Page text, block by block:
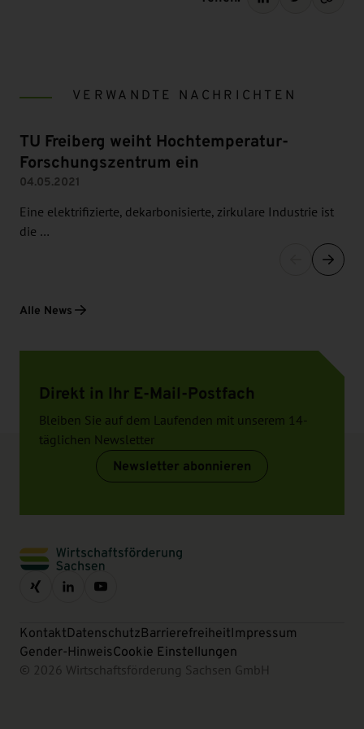
VERWANDTE NACHRICHTEN
TU Freiberg weiht Hochtemperatur-
Forschungszentrum ein
04.05.2021
Eine elektrifizierte, dekarbonisierte, zirkulare Industrie ist
die …
Alle News
Direkt in Ihr E-Mail-Postfach
Bleiben Sie auf dem Laufenden mit unserem 14-
täglichen Newsletter
Newsletter abonnieren
KontaktDatenschutzBarrierefreiheitImpressum
Gender-HinweisCookie Einstellungen
© 2026 Wirtschaftsförderung Sachsen GmbH